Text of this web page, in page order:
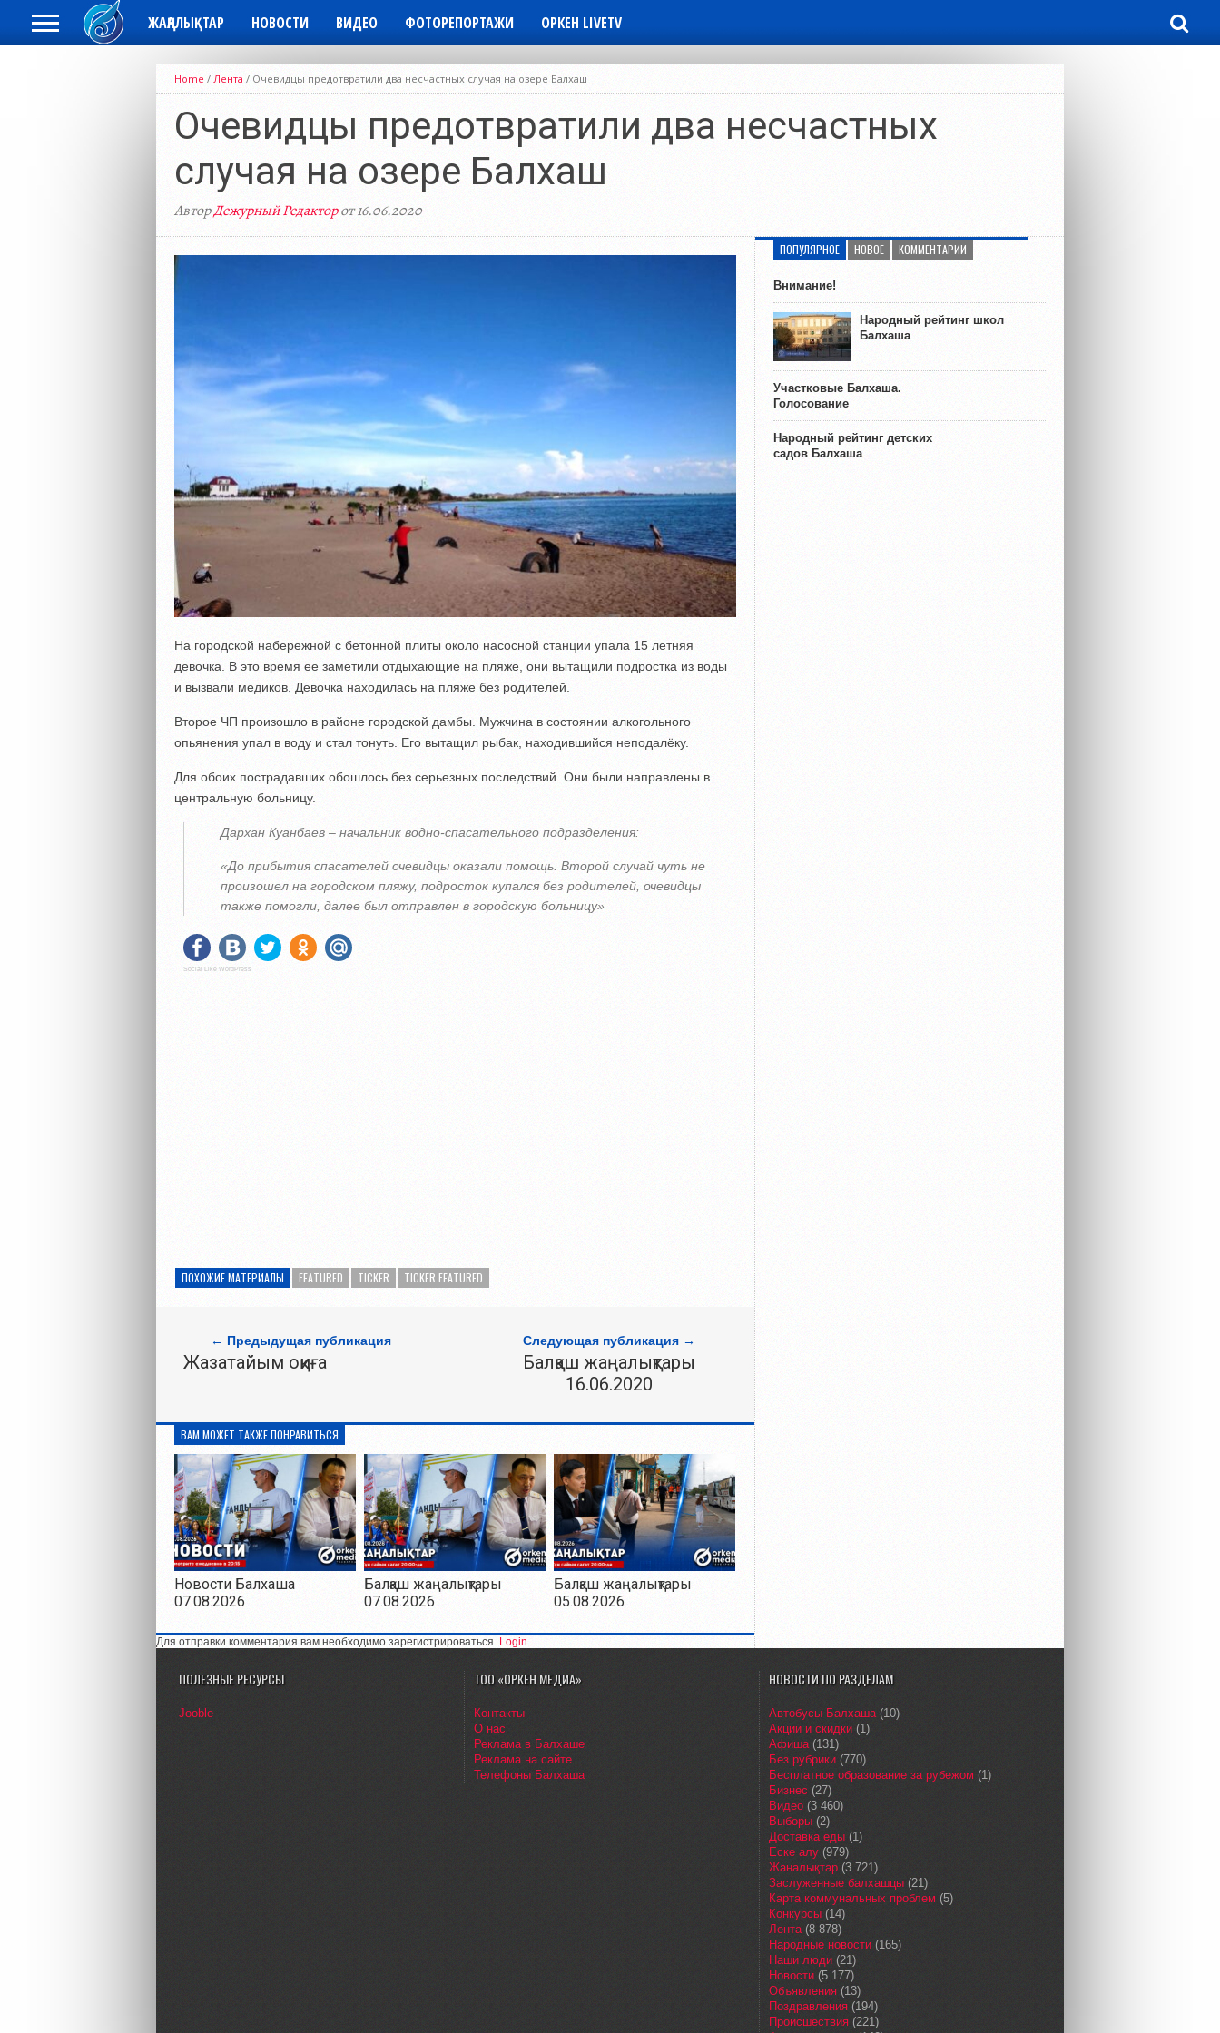
ЖАҢАЛЫҚТАР НОВОСТИ ВИДЕО ФОТОРЕПОРТАЖИ ОРКЕН LIVETV
Home / Лента / Очевидцы предотвратили два несчастных случая на озере Балхаш
Очевидцы предотвратили два несчастных
случая на озере Балхаш
АвторДежурный Редакторот 16.06.2020
На городской набережной с бетонной плиты около насосной станции упала 15 летняя
девочка. В это время ее заметили отдыхающие на пляже, они вытащили подростка из воды
и вызвали медиков. Девочка находилась на пляже без родителей.
Второе ЧП произошло в районе городской дамбы. Мужчина в состоянии алкогольного
опьянения упал в воду и стал тонуть. Его вытащил рыбак, находившийся неподалёку.
Для обоих пострадавших обошлось без серьезных последствий. Они были направлены в
центральную больницу.
Дархан Куанбаев – начальник водно-спасательного подразделения:
«До прибытия спасателей очевидцы оказали помощь. Второй случай чуть не
произошел на городском пляжу, подросток купался без родителей, очевидцы
также помогли, далее был отправлен в городскую больницу»
Social Like WordPress
ПОХОЖИЕ МАТЕРИАЛЫ FEATURED TICKER TICKER FEATURED
← Предыдущая публикация
Жазатайым оқиға
Следующая публикация →
Балқаш жаңалықтары
16.06.2020
ВАМ МОЖЕТ ТАКЖЕ ПОНРАВИТЬСЯ
Новости Балхаша
07.08.2026
Балқаш жаңалықтары
07.08.2026
Балқаш жаңалықтары
05.08.2026
Для отправки комментария вам необходимо зарегистрироваться. Login
ПОПУЛЯРНОЕ НОВОЕ КОММЕНТАРИИ
Внимание!
Народный рейтинг школ
Балхаша
Участковые Балхаша.
Голосование
Народный рейтинг детских
садов Балхаша
ПОЛЕЗНЫЕ РЕСУРСЫ
Jooble
ТОО «ОРКЕН МЕДИА»
Контакты
О нас
Реклама в Балхаше
Реклама на сайте
Телефоны Балхаша
НОВОСТИ ПО РАЗДЕЛАМ
Автобусы Балхаша(10)
Акции и скидки (1)
Афиша(131)
Без рубрики (770)
Бесплатное образование за рубежом (1)
Бизнес (27)
Видео (3 460)
Выборы (2)
Доставка еды (1)
Еске алу (979)
Жаңалықтар (3 721)
Заслуженные балхашцы (21)
Карта коммунальных проблем (5)
Конкурсы (14)
Лента(8 878)
Народные новости (165)
Наши люди (21)
Новости (5 177)
Объявления (13)
Поздравления (194)
Происшествия (221)